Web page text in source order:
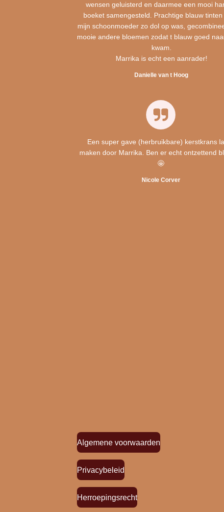
wensen geluisterd en daarmee een mooi
boeket samengesteld. Prachtige blauw tinten
mijn schoonmoeder zo dol op was,
mooie andere bloemen zodat t blauw goed
kwam.
Marrika is echt een aanrader!
Danielle van t Hoog
Een super gave (herbruikbare) kerstkrans
maken door Marrika. Ben er echt ontzettend
🤩
Nicole Corver
Algemene voorwaarden
Privacybeleid
Herroepingsrecht